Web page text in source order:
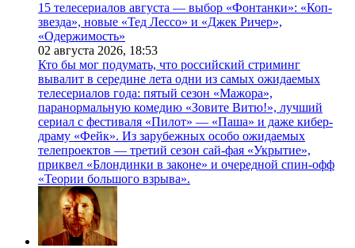
15 телесериалов августа — выбор «Фонтанки»: «Коп-
звезда», новые «Тед Лессо» и «Джек Ричер»,
«Одержимость»
02 августа 2026, 18:53
Кто бы мог подумать, что российский стриминг
вывалит в середине лета одни из самых ожидаемых
телесериалов года: пятый сезон «Мажора»,
паранормальную комедию «Зовите Витю!», лучший
сериал с фестиваля «Пилот» — «Паша» и даже кибер-
драму «Фейк». Из зарубежных особо ожидаемых
телепроектов — третий сезон сай-фая «Укрытие»,
приквел «Блондинки в законе» и очередной спин-офф
«Теории большого взрыва».